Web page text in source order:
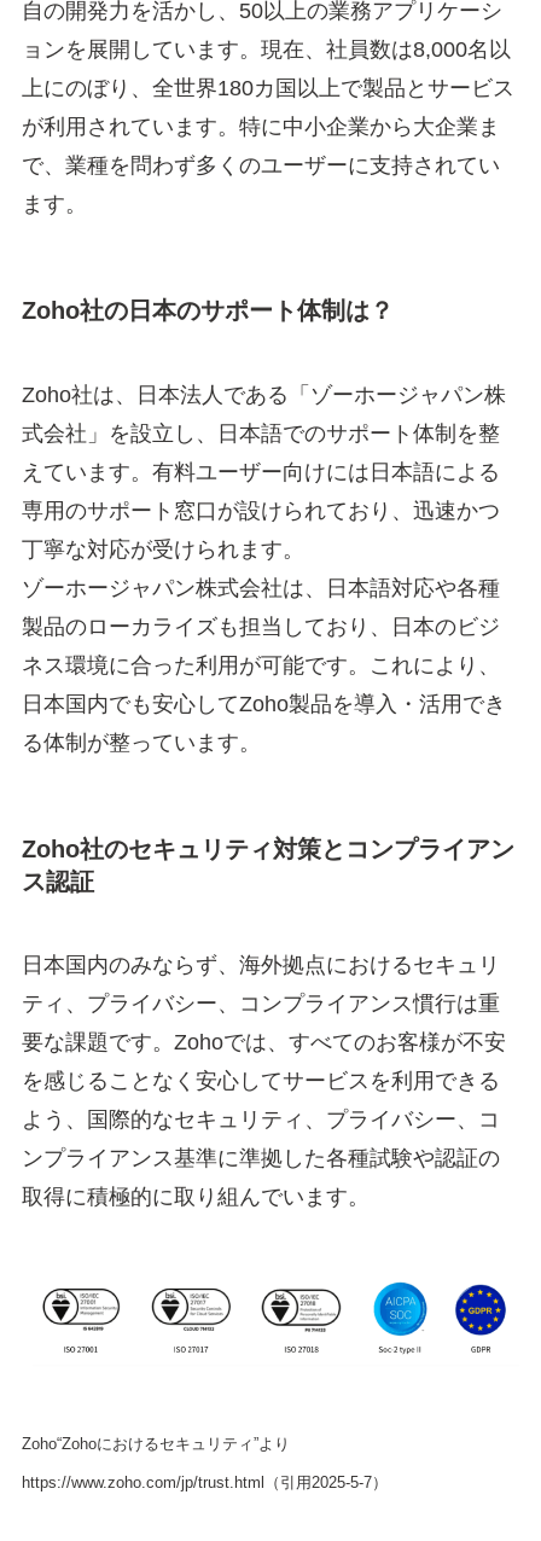
自の開発力を活かし、50以上の業務アプリケーシ
ョンを展開しています。現在、社員数は8,000名以
上にのぼり、全世界180カ国以上で製品とサービス
が利用されています。特に中小企業から大企業ま
で、業種を問わず多くのユーザーに支持されてい
ます。
Zoho社の日本のサポート体制は？
Zoho社は、日本法人である「ゾーホージャパン株
式会社」を設立し、日本語でのサポート体制を整
えています。有料ユーザー向けには日本語による
専用のサポート窓口が設けられており、迅速かつ
丁寧な対応が受けられます。
ゾーホージャパン株式会社は、日本語対応や各種
製品のローカライズも担当しており、日本のビジ
ネス環境に合った利用が可能です。これにより、
日本国内でも安心してZoho製品を導入・活用でき
る体制が整っています。
Zoho社のセキュリティ対策とコンプライアン
ス認証
日本国内のみならず、海外拠点におけるセキュリ
ティ、プライバシー、コンプライアンス慣行は重
要な課題です。Zohoでは、すべてのお客様が不安
を感じることなく安心してサービスを利用できる
よう、国際的なセキュリティ、プライバシー、コ
ンプライアンス基準に準拠した各種試験や認証の
取得に積極的に取り組んでいます。
Zoho“Zohoにおけるセキュリティ”より
https://www.zoho.com/jp/trust.html（引用2025-5-7）